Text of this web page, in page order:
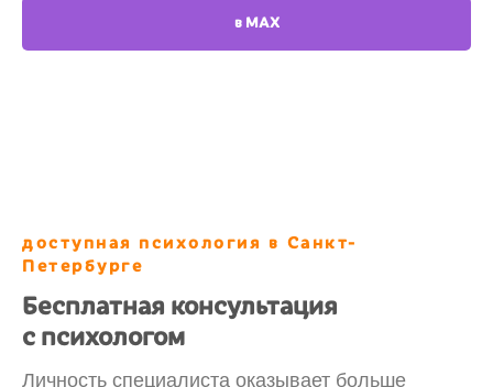
в МАХ
доступная психология в Санкт-
Петербурге
Бесплатная консультация
с психологом
Личность специалиста оказывает больше